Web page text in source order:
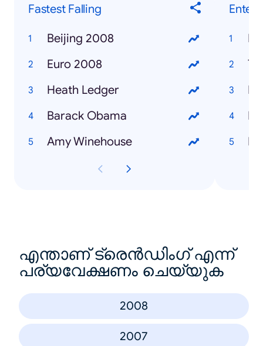
Fastest Falling
Beijing 2008
Euro 2008
Heath Ledger
Barack Obama
Amy Winehouse
എന്താണ് ട്രെൻഡിംഗ് എന്ന്
പര്യവേക്ഷണം ചെയ്യുക
2008
2007